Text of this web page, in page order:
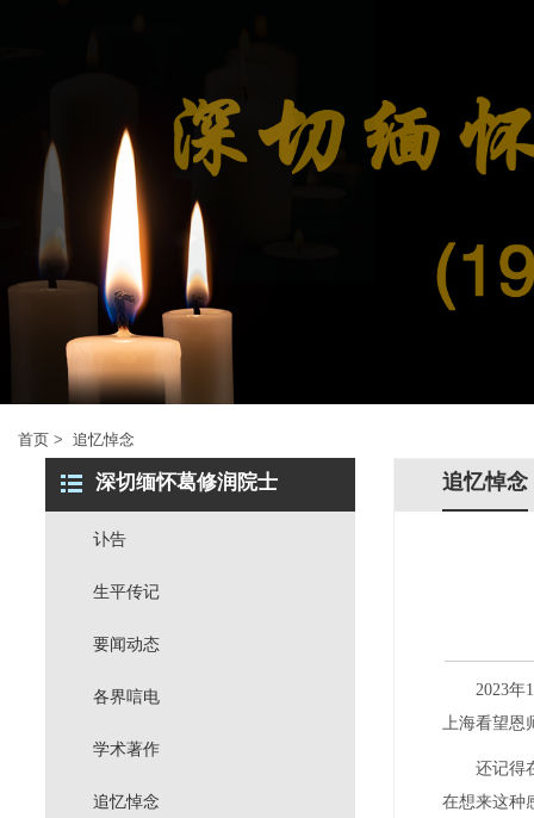
首页 > 追忆悼念
深切缅怀葛修润院士
讣告
生平传记
要闻动态
各界唁电
学术著作
追忆悼念
追忆悼念
2023年1
上海看望恩
还记得
在想来这种